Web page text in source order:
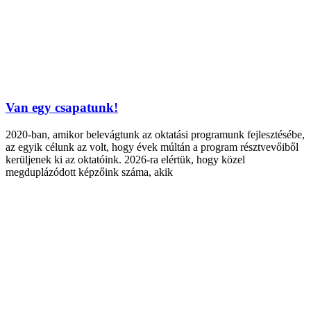
Van egy csapatunk!
2020-ban, amikor belevágtunk az oktatási programunk fejlesztésébe,
az egyik célunk az volt, hogy évek múltán a program résztvevőiből
kerüljenek ki az oktatóink. 2026-ra elértük, hogy közel
megduplázódott képzőink száma, akik